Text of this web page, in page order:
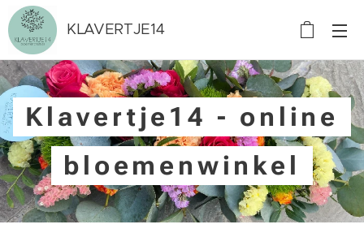
KLAVERTJE14
Klavertje14 - online
bloemenwinkel